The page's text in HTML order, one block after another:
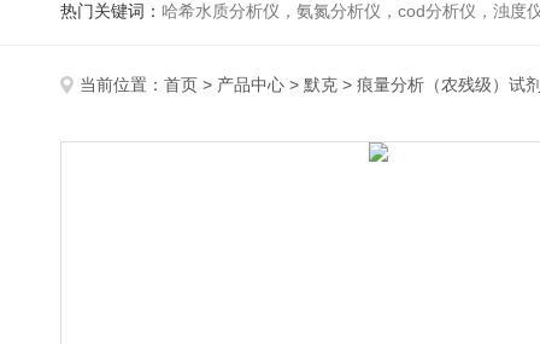
热门关键词： 哈希水质分析仪，氨氮分析仪，cod分析仪，浊度
当前位置： 首页 > 产品中心 > 默克 > 痕量分析（农残级）试